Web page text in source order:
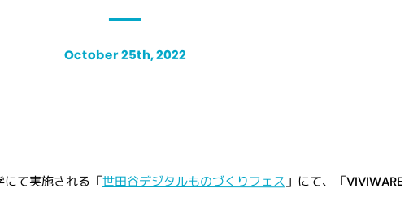
October 25th, 2022
て実施される「世田谷デジタルものづくりフェス」にて、「VIVIWARE